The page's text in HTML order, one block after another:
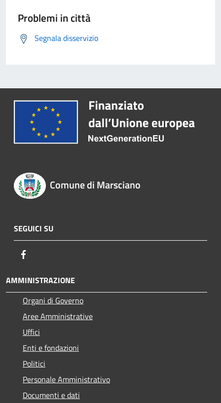
Problemi in città
Segnala disservizio
Comune di Marsciano
SEGUICI SU
AMMINISTRAZIONE
Organi di Governo
Aree Amministrative
Uffici
Enti e fondazioni
Politici
Personale Amministrativo
Documenti e dati